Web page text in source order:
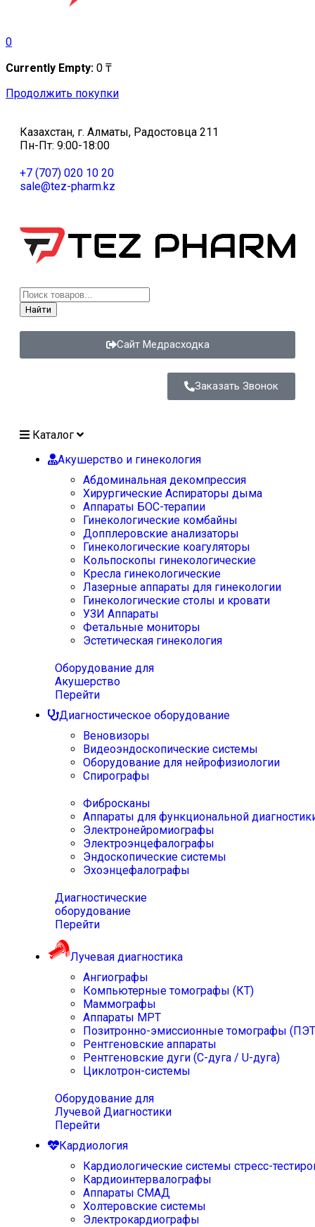
0
Currently Empty: 0 ₸
Продолжить покупки
Казахстан, г. Алматы, Радостовца 211
Пн-Пт: 9:00-18:00
+7 (707) 020 10 20
sale@tez-pharm.kz
Найти
Сайт Медрасходка
Заказать Звонок
Каталог
Акушерство и гинекология
Абдоминальная декомпрессия
Хирургические Аспираторы дыма
Аппараты БОС-терапии
Гинекологические комбайны
Допплеровские анализаторы
Гинекологические коагуляторы
Кольпоскопы гинекологические
Кресла гинекологические
Лазерные аппараты для гинекологии
Гинекологические столы и кровати
УЗИ Аппараты
Фетальные мониторы
Эстетическая гинекология
Оборудование для
Акушерство
Перейти
Диагностическое оборудование
Веновизоры
Видеоэндоскопические системы
Оборудование для нейрофизиологии
Спирографы
Фибросканы
Аппараты для функциональной
Электронейромиографы
Электроэнцефалографы
Эндоскопические системы
Эхоэнцефалографы
Диагностические
оборудование
Перейти
Лучевая диагностика
Ангиографы
Компьютерные томографы (КТ)
Маммографы
Аппараты МРТ
Позитронно-эмиссионные томографы
Рентгеновские аппараты
Рентгеновские дуги (С-дуга / U-дуга)
Циклотрон-системы
Оборудование для
Лучевой Диагностики
Перейти
Кардиология
Кардиологические системы стресс-
Кардиоинтервалографы
Аппараты СМАД
Холтеровские системы
Электрокардиографы